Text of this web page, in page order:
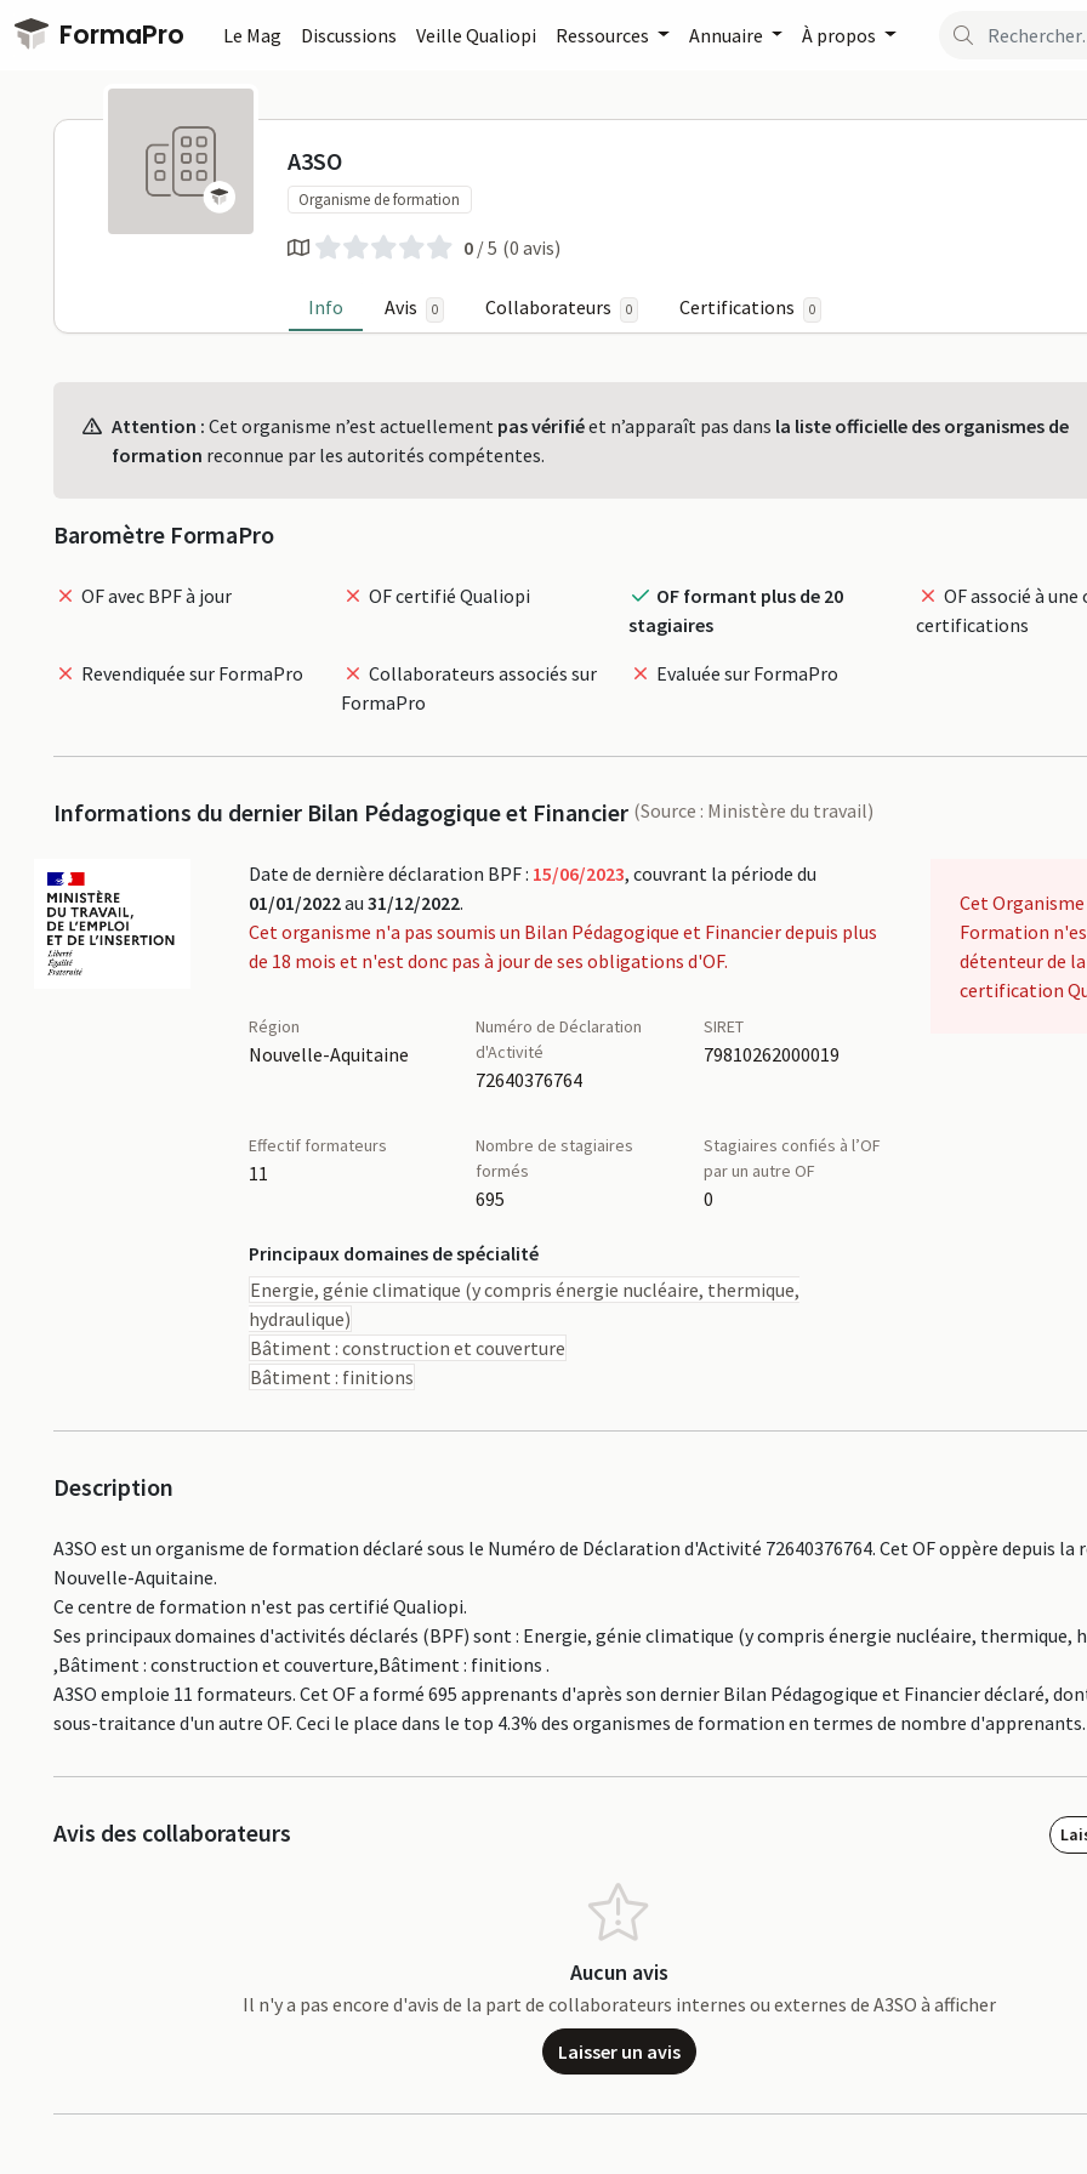
Passer au contenu principal
FormaPro Le Mag Discussions Veille Qualiopi Ressources Annuaire À propos
A3SO sur FormaPro
A3SO
Organisme de formation
0 / 5 (0 avis)
Info Avis 0 Collaborateurs 0 Certifications 0
ProfilAttention : Cet organisme n’est actuellement pas vérifiéet n’apparaît pas dans la liste officielle des organismes de
formation reconnue par les autorités compétentes.
Baromètre FormaPro
OF avec BPF à jour OF certifié Qualiopi
OF formant plus de 20
stagiaires
OF associé à
certifications
Revendiquée sur FormaPro
Collaborateurs associés sur
FormaPro
Evaluée sur FormaPro
Informations du dernier Bilan Pédagogique et Financier (Source : Ministère du travail)
Date de dernière déclaration BPF : 15/06/2023, couvrant la période du
01/01/2022au 31/12/2022.
Cet organisme n'a pas soumis un Bilan Pédagogique et Financier depuis plus
de 18 mois et n'est donc pas à jour de ses obligations d'OF.
Région
Nouvelle-Aquitaine
Numéro de Déclaration
d'Activité
72640376764
SIRET
79810262000019
Effectif formateurs
11
Nombre de stagiaires
formés
695
Stagiaires confiés à l’OF
par un autre OF
0
Principaux domaines de spécialité
Energie, génie climatique (y compris énergie nucléaire, thermique,
hydraulique)
Bâtiment : construction et couverture
Bâtiment : finitions
Cet Organisme
Formation
détenteur de la
certification
Description
A3SO est un organisme de formation déclaré sous le Numéro de Déclaration d'Activité 72640376764. Cet OF oppère depuis la
Nouvelle-Aquitaine.
Ce centre de formation n'est pas certifié Qualiopi.
Ses principaux domaines d'activités déclarés (BPF) sont : Energie, génie climatique (y compris énergie nucléaire, thermique,
,Bâtiment : construction et couverture,Bâtiment : finitions .
A3SO emploie 11 formateurs. Cet OF a formé 695 apprenants d'après son dernier Bilan Pédagogique et Financier déclaré,
sous-traitance d'un autre OF. Ceci le place dans le top 4.3% des organismes de formation en termes de nombre d'apprenants.
Avis des collaborateurs
Aucun avis
Il n'y a pas encore d'avis de la part de collaborateurs internes ou externes de A3SO à afficher
Laisser un avis